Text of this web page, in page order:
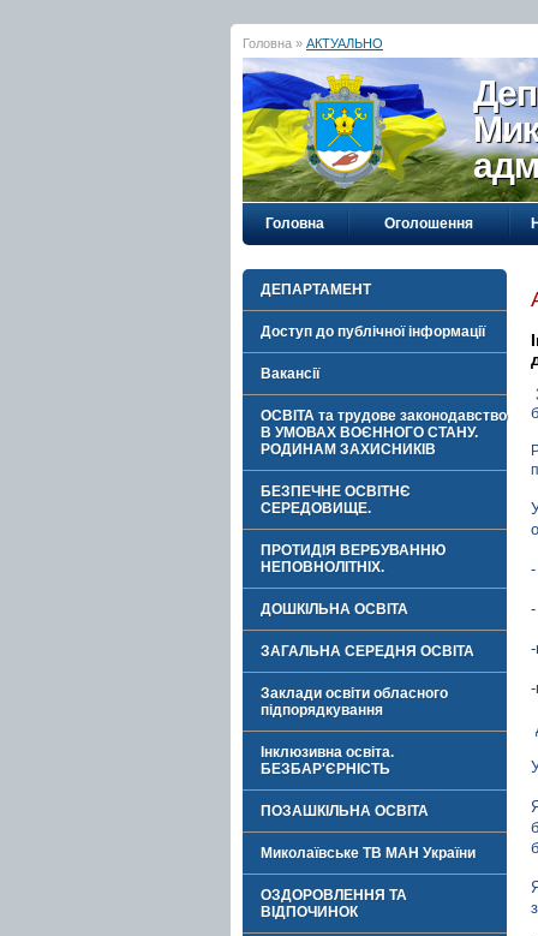
Головна » АКТУАЛЬНО
Головна Оголошення
ДЕПАРТАМЕНТ
Доступ до публічної інформації
Вакансії
ОСВІТА та трудове законодавство
В УМОВАХ ВОЄННОГО СТАНУ.
РОДИНАМ ЗАХИСНИКІВ
БЕЗПЕЧНЕ ОСВІТНЄ
СЕРЕДОВИЩЕ.
ПРОТИДІЯ ВЕРБУВАННЮ
НЕПОВНОЛІТНІХ.
ДОШКІЛЬНА ОСВІТА
ЗАГАЛЬНА СЕРЕДНЯ ОСВІТА
Заклади освіти обласного
підпорядкування
Інклюзивна освіта.
БЕЗБАР'ЄРНІСТЬ
ПОЗАШКІЛЬНА ОСВІТА
Миколаївське ТВ МАН України
ОЗДОРОВЛЕННЯ ТА
ВІДПОЧИНОК